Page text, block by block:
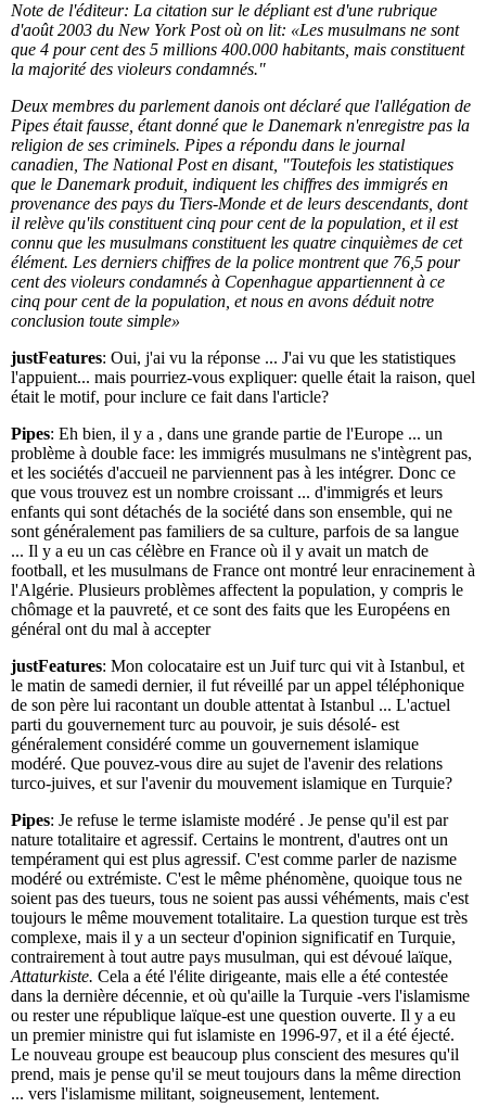
Note de l'éditeur: La citation sur le dépliant est d'une rubrique
d'août 2003 du New York Post où on lit: «Les musulmans ne sont
que 4 pour cent des 5 millions 400.000 habitants, mais constituent
la majorité des violeurs condamnés."
Deux membres du parlement danois ont déclaré que l'allégation de
Pipes était fausse, étant donné que le Danemark n'enregistre pas la
religion de ses criminels. Pipes a répondu dans le journal
canadien, The National Post en disant, "Toutefois les statistiques
que le Danemark produit, indiquent les chiffres des immigrés en
provenance des pays du Tiers-Monde et de leurs descendants, dont
il relève qu'ils constituent cinq pour cent de la population, et il est
connu que les musulmans constituent les quatre cinquièmes de cet
élément. Les derniers chiffres de la police montrent que 76,5 pour
cent des violeurs condamnés à Copenhague appartiennent à ce
cinq pour cent de la population, et nous en avons déduit notre
conclusion toute simple»
justFeatures: Oui, j'ai vu la réponse ... J'ai vu que les statistiques
l'appuient... mais pourriez-vous expliquer: quelle était la raison, quel
était le motif, pour inclure ce fait dans l'article?
Pipes: Eh bien, il y a , dans une grande partie de l'Europe ... un
problème à double face: les immigrés musulmans ne s'intègrent pas,
et les sociétés d'accueil ne parviennent pas à les intégrer. Donc ce
que vous trouvez est un nombre croissant ... d'immigrés et leurs
enfants qui sont détachés de la société dans son ensemble, qui ne
sont généralement pas familiers de sa culture, parfois de sa langue
... Il y a eu un cas célèbre en France où il y avait un match de
football, et les musulmans de France ont montré leur enracinement à
l'Algérie. Plusieurs problèmes affectent la population, y compris le
chômage et la pauvreté, et ce sont des faits que les Européens en
général ont du mal à accepter
justFeatures: Mon colocataire est un Juif turc qui vit à Istanbul, et
le matin de samedi dernier, il fut réveillé par un appel téléphonique
de son père lui racontant un double attentat à Istanbul ... L'actuel
parti du gouvernement turc au pouvoir, je suis désolé- est
généralement considéré comme un gouvernement islamique
modéré. Que pouvez-vous dire au sujet de l'avenir des relations
turco-juives, et sur l'avenir du mouvement islamique en Turquie?
Pipes: Je refuse le terme islamiste modéré . Je pense qu'il est par
nature totalitaire et agressif. Certains le montrent, d'autres ont un
tempérament qui est plus agressif. C'est comme parler de nazisme
modéré ou extrémiste. C'est le même phénomène, quoique tous ne
soient pas des tueurs, tous ne soient pas aussi véhéments, mais c'est
toujours le même mouvement totalitaire. La question turque est très
complexe, mais il y a un secteur d'opinion significatif en Turquie,
contrairement à tout autre pays musulman, qui est dévoué laïque,
Attaturkiste. Cela a été l'élite dirigeante, mais elle a été contestée
dans la dernière décennie, et où qu'aille la Turquie -vers l'islamisme
ou rester une république laïque-est une question ouverte. Il y a eu
un premier ministre qui fut islamiste en 1996-97, et il a été éjecté.
Le nouveau groupe est beaucoup plus conscient des mesures qu'il
prend, mais je pense qu'il se meut toujours dans la même direction
... vers l'islamisme militant, soigneusement, lentement.